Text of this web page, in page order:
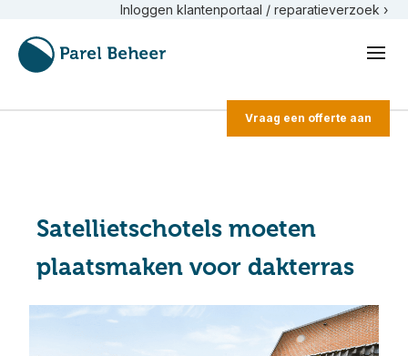
Vraag een offerte aan
Inloggen klantenportaal / reparatieverzoek ›
Satellietschotels moeten
plaatsmaken voor dakterras